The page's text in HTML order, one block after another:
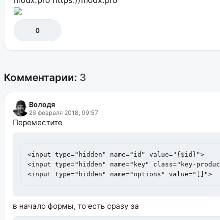
0
Комментарии: 3
Володя
26 февраля 2018, 09:57
Переместите
<input type="hidden" name="id" value="{$id}">
<input type="hidden" name="key" class="key-
<input type="hidden" name="options" value="[]">
в начало формы, то есть сразу за